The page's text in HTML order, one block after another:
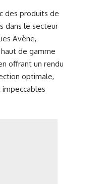
des produits de
dans le secteur
Avène,
haut de gamme
offrant un rendu
optimale,